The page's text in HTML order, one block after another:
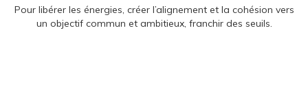
Pour libérer les énergies, créer l’alignement et la cohésion vers
un objectif commun et ambitieux, franchir des seuils.